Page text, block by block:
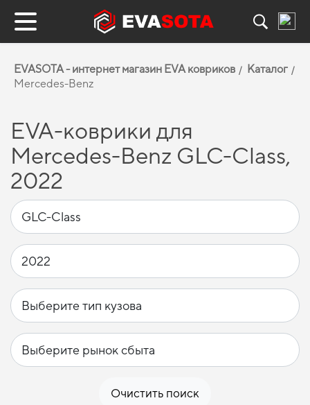
EVASOTA - интернет магазин EVA ковриков
Каталог
Mercedes-Benz
EVA-коврики для
Mercedes-Benz GLC-Class,
2022
Очистить поиск